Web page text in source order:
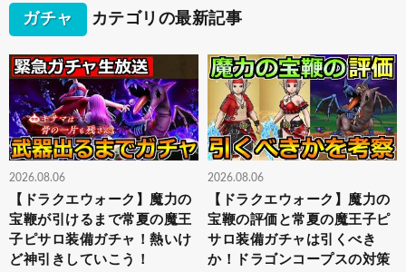
ガチャ カテゴリの最新記事
2026.08.06
【ドラクエウォーク】魔力の
宝鞭が引けるまで常夏の魔王
子ピサロ装備ガチャ！熱いけ
ど神引きしていこう！
2026.08.06
【ドラクエウォーク】魔力の
宝鞭の評価と常夏の魔王子ピ
サロ装備ガチャは引くべき
か！ドラゴンコープスの対策